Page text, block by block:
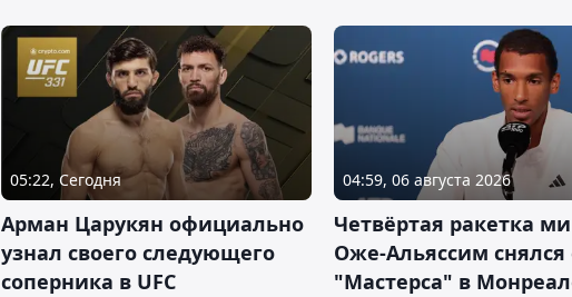
05:22, Сегодня
Арман Царукян официально
узнал своего следующего
соперника в UFC
04:59, 06 августа 2026
Четвёртая ракетка
Оже-Альяссим снялся
"Мастерса" в